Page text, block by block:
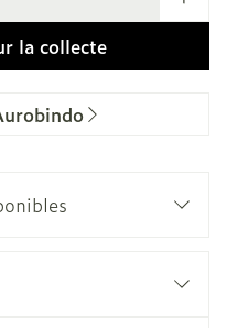
la collecte